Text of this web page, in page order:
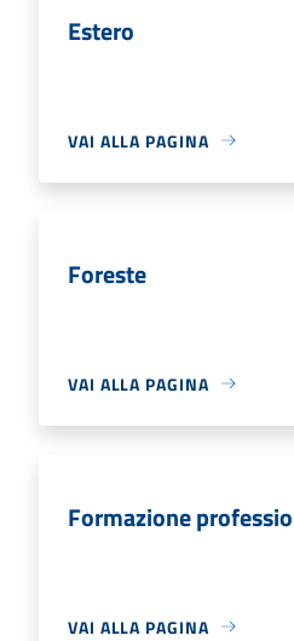
Estero
VAI ALLA PAGINA
Foreste
VAI ALLA PAGINA
Formazione
VAI ALLA PAGINA